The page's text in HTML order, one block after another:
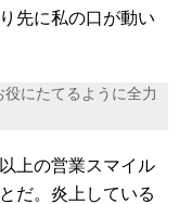
先に私の口が動い
役にたてるように全力
上の営業スマイル
だ。炎上している